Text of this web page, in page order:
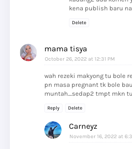
kena publish baru
Delete
mama tisya
October 26, 2022 at 12:31 PM
wah rezeki makyong tu bole
pn masa pregnant tk bole
muntah....sedap2 tmpt mkn tu
Reply Delete
Carneyz
November 16, 2022 at